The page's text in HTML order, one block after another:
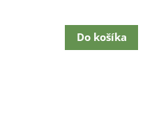
Do košíka